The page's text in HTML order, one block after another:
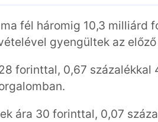
fél háromig 10,3 milliárd
gyengültek az
forinttal, 0,67 százalékkal
ára 30 forinttal, 0,07